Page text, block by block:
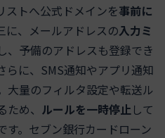
ストへ公式ドメインを事前に
に、メールアドレスの入力ミ
、予備のアドレスも登録でき
らに、SMS通知やアプリ通知
大量のフィルタ設定や転送ル
め、 ルールを一時停止して
す。セブン銀行カードローン